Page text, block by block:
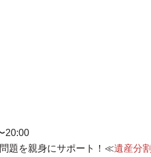
20:00
題を親身にサポート！≪遺産分割